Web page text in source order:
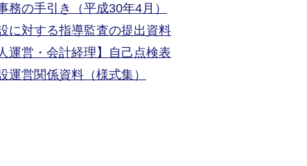
務の手引き（平成30年4月）
に対する指導監査の提出資料
運営・会計経理】自己点検表
運営関係資料（様式集）